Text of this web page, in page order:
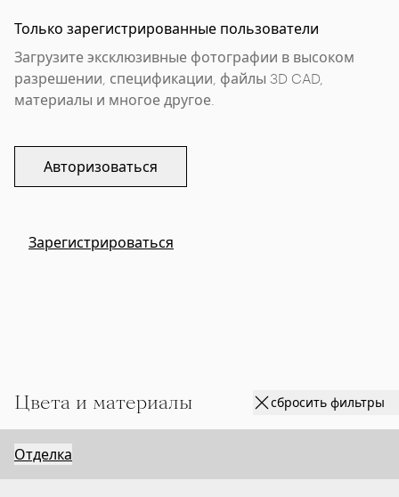
Только зарегистрированные пользователи
Загрузите эксклюзивные фотографии в высоком
разрешении, спецификации, файлы 3D CAD,
материалы и многое другое.
Авторизоваться
Зарегистрироваться
Цвета и материалы сбросить фильтры
Отделка